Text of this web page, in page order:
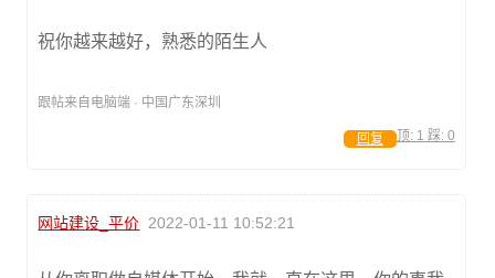
祝你越来越好，熟悉的陌生人
跟帖来自电脑端 · 中国广东深圳
顶: 1 踩: 0
回复
网站建设_平价 2022-01-11 10:52:21